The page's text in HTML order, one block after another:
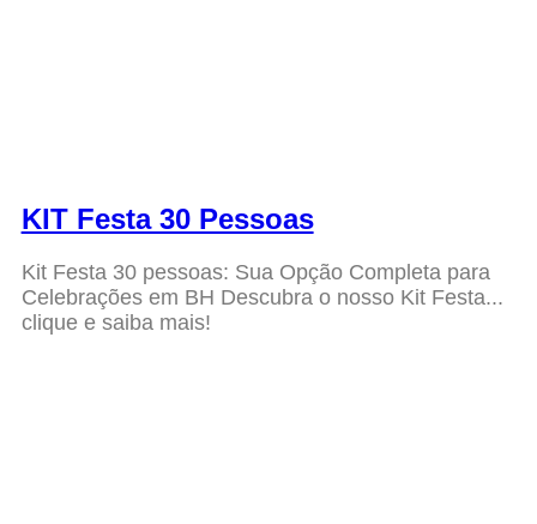
KIT Festa 30 Pessoas
Kit Festa 30 pessoas: Sua Opção Completa para
Celebrações em BH Descubra o nosso Kit Festa...
clique e saiba mais!